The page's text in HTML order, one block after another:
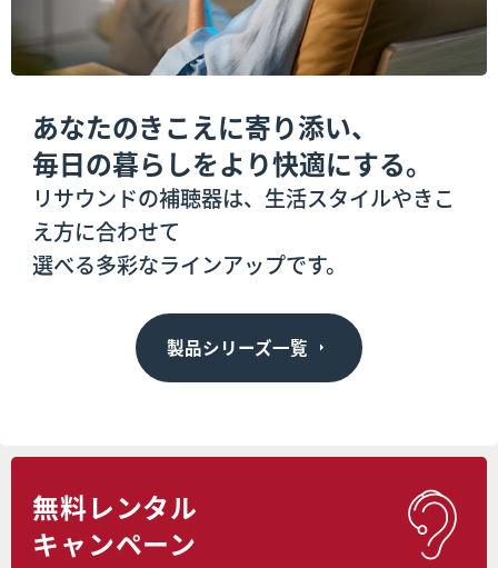
あなたのきこえに寄り添い、
毎日の暮らしをより快適にする。
リサウンドの補聴器は、生活スタイルやきこ
え方に合わせて
選べる多彩なラインアップです。
製品シリーズ一覧
無料レンタル
キャンペーン